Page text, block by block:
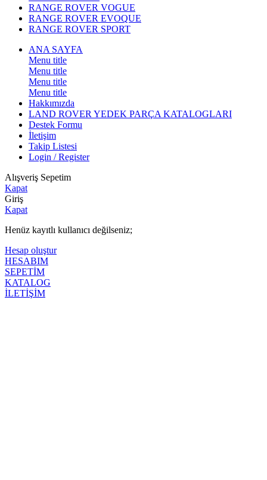
RANGE ROVER VOGUE
RANGE ROVER EVOQUE
RANGE ROVER SPORT
ANA SAYFA
Menu title
Menu title
Menu title
Menu title
Hakkımızda
LAND ROVER YEDEK PARÇA KATALOGLARI
Destek Formu
İletişim
Takip Listesi
Login / Register
Alışveriş Sepetim
Kapat
Giriş
Kapat
Henüz kayıtlı kullanıcı değilseniz;
Hesap oluştur
HESABIM
SEPETİM
KATALOG
İLETİŞİM